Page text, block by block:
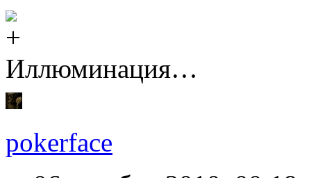
Иллюминация…
pokerface